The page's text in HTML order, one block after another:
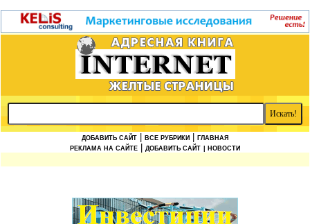
ДОБАВИТЬ САЙТ ВСЕ РУБРИКИ
ГЛАВНАЯ
РЕКЛАМА НА САЙТЕ
ДОБАВИТЬ САЙТ | НОВОСТИ